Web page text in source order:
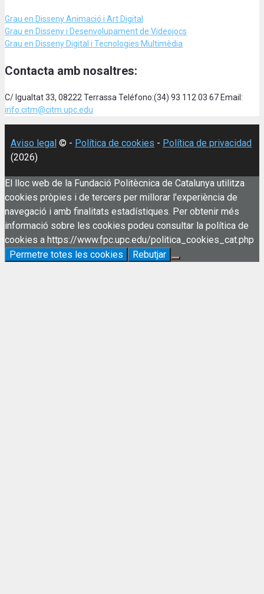
Grau en Disseny Animació i Art Digital
Grau en Disseny i Desenvolupament de Videojocs
Grau en Disseny Digital i Tecnologies Multimèdia
Contacta amb nosaltres:
C/ Igualtat 33, 08222 Terrassa Teléfono:(34) 93 112 03 67 Email:
info.citm@citm.upc.edu
Aviso legal © - Política de cookies - Política de privacidad
(2026)
El lloc web de la Fundació Politècnica de Catalunya utilitza
cookies pròpies i de tercers per millorar l'experiència de
navegació i amb finalitats estadístiques. Per obtenir més
informació sobre les cookies podeu consultar la política de
cookies a https://www.fpc.upc.edu/politica_cookies_cat.php
Permetre totes les cookies
Rebutjar